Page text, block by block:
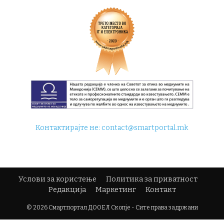
Контактирајте не:contact@smartportal.mk
Услови за користење
Политика за приватност
Редакција
Маркетинг Контакт
© 2026 Смартпортал ДООЕЛ Скопје - Сите права задржани